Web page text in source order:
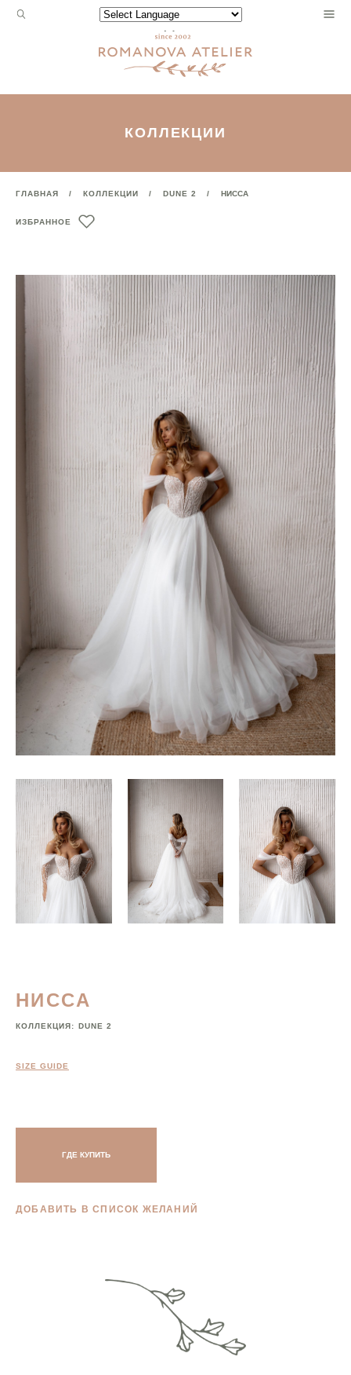
Запрос
Powered by
КОЛЛЕКЦИИ
ГЛАВНАЯ КОЛЛЕКЦИИ DUNE 2 НИССА
ИЗБРАННОЕ
НИССА
КОЛЛЕКЦИЯ: DUNE 2
SIZE GUIDE
ГДЕ КУПИТЬ
ДОБАВИТЬ В СПИСОК ЖЕЛАНИЙ